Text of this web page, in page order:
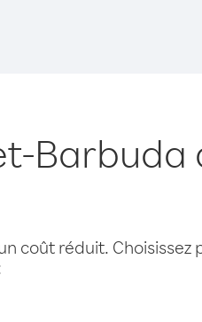
Barbuda
coût réduit. Choisissez